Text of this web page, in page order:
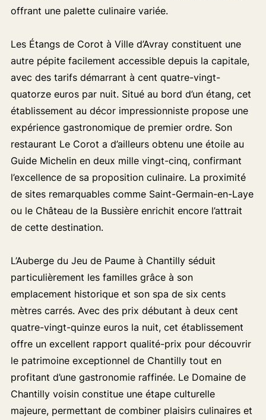
offrant une palette culinaire variée.
Les Étangs de Corot à Ville d’Avray constituent une
autre pépite facilement accessible depuis la capitale,
avec des tarifs démarrant à cent quatre-vingt-
quatorze euros par nuit. Situé au bord d’un étang, cet
établissement au décor impressionniste propose une
expérience gastronomique de premier ordre. Son
restaurant Le Corot a d’ailleurs obtenu une étoile au
Guide Michelin en deux mille vingt-cinq, confirmant
l’excellence de sa proposition culinaire. La proximité
de sites remarquables comme Saint-Germain-en-Laye
ou le Château de la Bussière enrichit encore l’attrait
de cette destination.
L’Auberge du Jeu de Paume à Chantilly séduit
particulièrement les familles grâce à son
emplacement historique et son spa de six cents
mètres carrés. Avec des prix débutant à deux cent
quatre-vingt-quinze euros la nuit, cet établissement
offre un excellent rapport qualité-prix pour découvrir
le patrimoine exceptionnel de Chantilly tout en
profitant d’une gastronomie raffinée. Le Domaine de
Chantilly voisin constitue une étape culturelle
majeure, permettant de combiner plaisirs culinaires et